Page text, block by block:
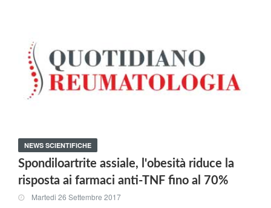
NEWS SCIENTIFICHE
Spondiloartrite assiale, l'obesità riduce la
risposta ai farmaci anti-TNF fino al 70%
Martedi 26 Settembre 2017